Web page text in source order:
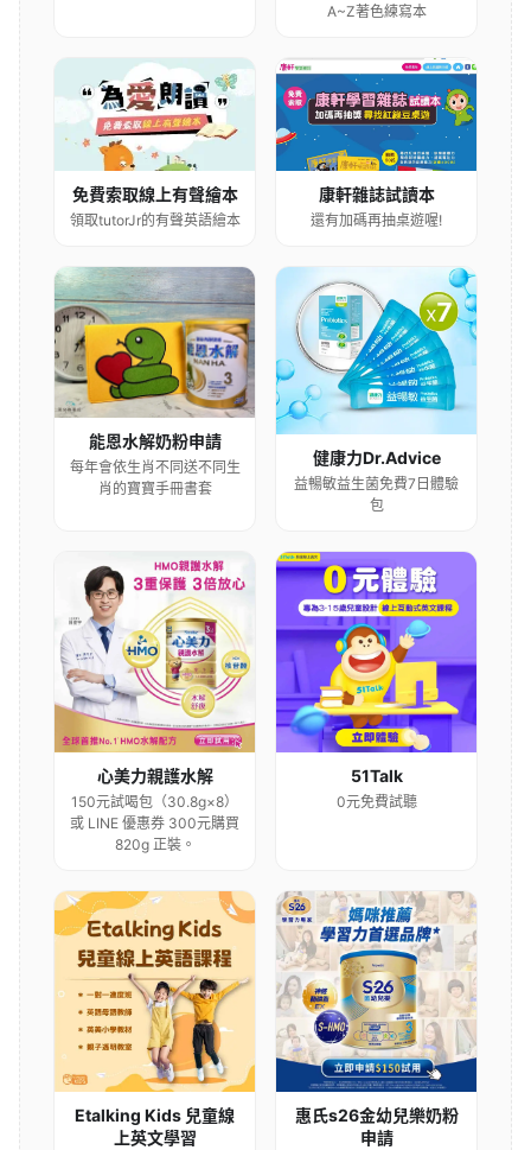
A~Z著色練寫本
免費索取線上有聲繪本
領取tutorJr的有聲英語繪本
康軒雜誌試讀本
還有加碼再抽桌遊喔!
能恩水解奶粉申請
每年會依生肖不同送不同生
肖的寶寶手冊書套
健康力Dr.Advice
益暢敏益生菌免費7日體驗
包
心美力親護水解
150元試喝包（30.8g×8）
或 LINE 優惠券 300元購買
820g 正裝。
51Talk
0元免費試聽
Etalking Kids 兒童線
上英文學習
惠氏s26金幼兒樂奶粉
申請